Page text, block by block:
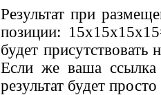
Результат при
позиции:
будет
Если же ваша
результат будет